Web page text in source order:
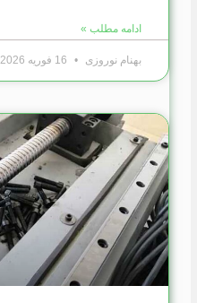
ادامه مطلب »
بهنام نوروزی